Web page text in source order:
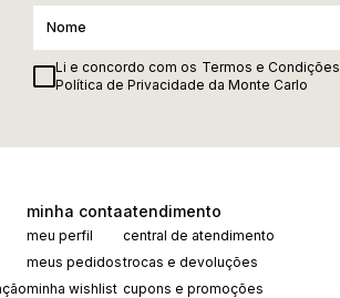
Li e concordo com os Termos e Condições
Política de Privacidade da Monte Carlo
minha conta
meu perfil
meus pedidos
minha wishlist
atendimento
central de atendimento
trocas e devoluções
cupons e promoções